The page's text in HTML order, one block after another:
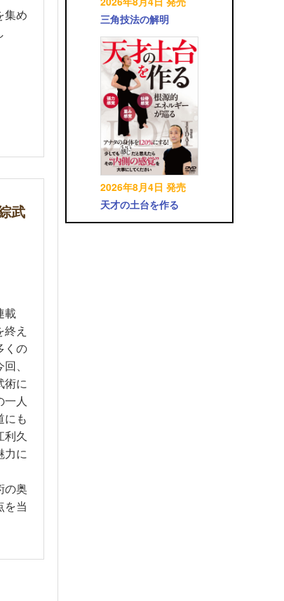
集め
武
載
え
くの
、
術に
一人
にも
利久
力に
の奥
を当
三角技法の解明
2026年8月4日 発売
天才の土台を作る